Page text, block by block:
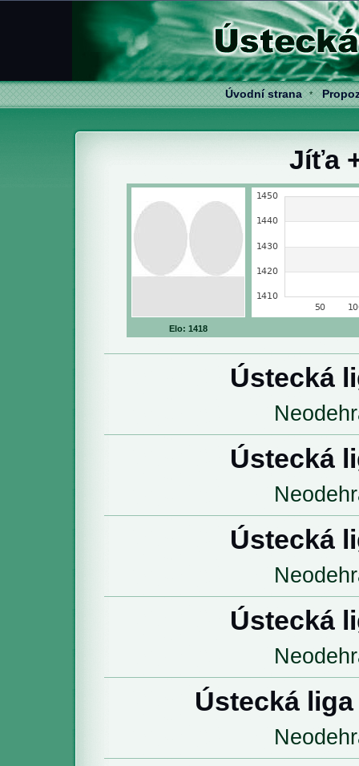
Úvodní strana*
Jíťa
Elo: 1418
Ústecká
Ústecká
Ústecká
Ústecká
Ústecká